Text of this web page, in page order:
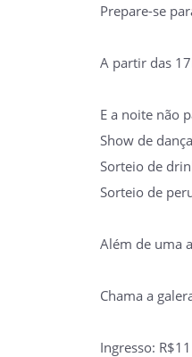
Prepare-se
A partir das
E a noite não
Show de dança
Sorteio de
Sorteio de
Além de uma
Chama a
Ingresso: R$11